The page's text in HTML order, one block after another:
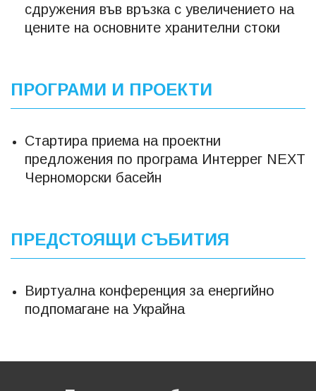
сдружения във връзка с увеличението на
цените на основните хранителни стоки
ПРОГРАМИ И ПРОЕКТИ
Стартира приема на проектни
предложения по програма Интеррег NEXT
Черноморски басейн
ПРЕДСТОЯЩИ СЪБИТИЯ
Виртуална конференция за енергийно
подпомагане на Украйна